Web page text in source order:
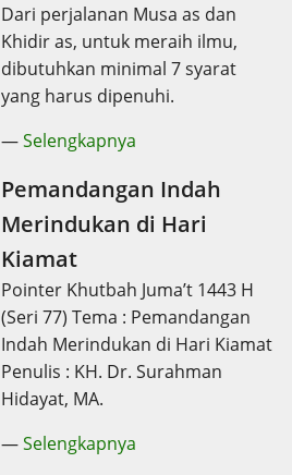
Dari perjalanan Musa as dan
Khidir as, untuk meraih ilmu,
dibutuhkan minimal 7 syarat
yang harus dipenuhi.
—Selengkapnya
Pemandangan Indah
Merindukan di Hari
Kiamat
Pointer Khutbah Juma’t 1443 H
(Seri 77) Tema : Pemandangan
Indah Merindukan di Hari Kiamat
Penulis : KH. Dr. Surahman
Hidayat, MA.
—Selengkapnya